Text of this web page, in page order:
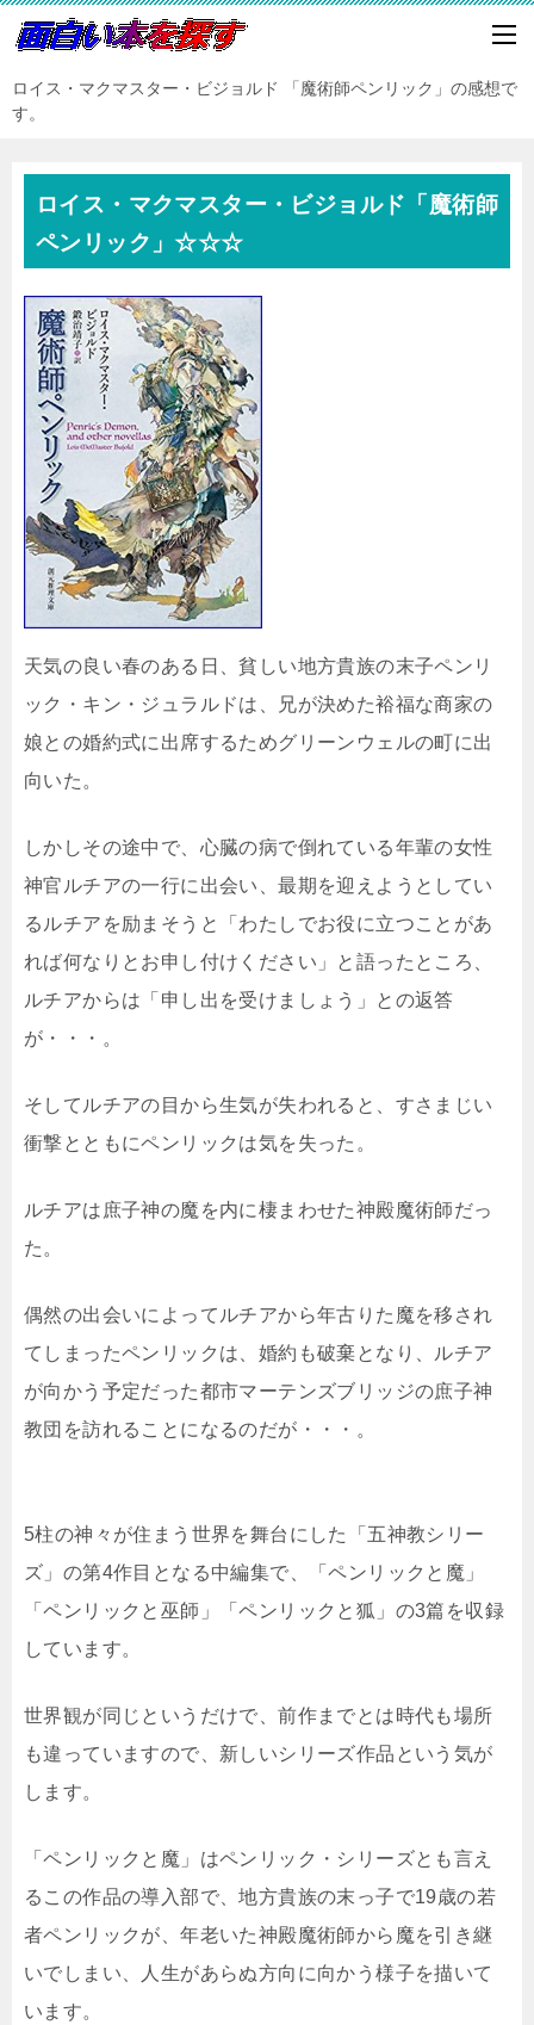
ロイス・マクマスター・ビジョルド 「魔術師ペンリック」の感想で
す。
ロイス・マクマスター・ビジョルド「魔術師
ペンリック」☆☆☆
天気の良い春のある日、貧しい地方貴族の末子ペンリ
ック・キン・ジュラルドは、兄が決めた裕福な商家の
娘との婚約式に出席するためグリーンウェルの町に出
向いた。
しかしその途中で、心臓の病で倒れている年輩の女性
神官ルチアの一行に出会い、最期を迎えようとしてい
るルチアを励まそうと「わたしでお役に立つことがあ
れば何なりとお申し付けください」と語ったところ、
ルチアからは「申し出を受けましょう」との返答
が・・・。
そしてルチアの目から生気が失われると、すさまじい
衝撃とともにペンリックは気を失った。
ルチアは庶子神の魔を内に棲まわせた神殿魔術師だっ
た。
偶然の出会いによってルチアから年古りた魔を移され
てしまったペンリックは、婚約も破棄となり、ルチア
が向かう予定だった都市マーテンズブリッジの庶子神
教団を訪れることになるのだが・・・。
5柱の神々が住まう世界を舞台にした「五神教シリー
ズ」の第4作目となる中編集で、「ペンリックと魔」
「ペンリックと巫師」「ペンリックと狐」の3篇を収録
しています。
世界観が同じというだけで、前作までとは時代も場所
も違っていますので、新しいシリーズ作品という気が
します。
「ペンリックと魔」はペンリック・シリーズとも言え
るこの作品の導入部で、地方貴族の末っ子で19歳の若
者ペンリックが、年老いた神殿魔術師から魔を引き継
いでしまい、人生があらぬ方向に向かう様子を描いて
います。